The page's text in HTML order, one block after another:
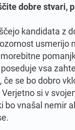
dobre stvari,
kandidata z
usmerijo
vsa
če se bo dobro
si v
bo vnašal nemir